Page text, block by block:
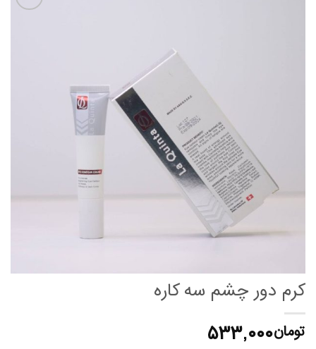
کرم دور چشم سه کاره
تومان۵۳۳,۰۰۰